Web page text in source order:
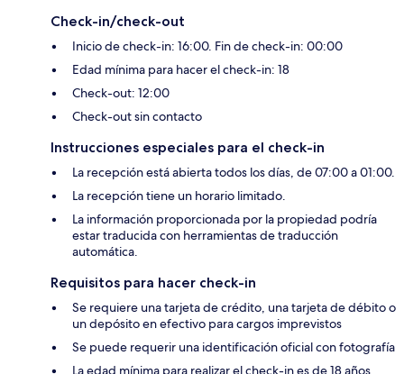
Check-in/check-out
Inicio de check-in: 16:00. Fin de check-in: 00:00
Edad mínima para hacer el check-in: 18
Check-out: 12:00
Check-out sin contacto
Instrucciones especiales para el check-in
La recepción está abierta todos los días, de 07:00 a 01:00.
La recepción tiene un horario limitado.
La información proporcionada por la propiedad podría
estar traducida con herramientas de traducción
automática.
Requisitos para hacer check-in
Se requiere una tarjeta de crédito, una tarjeta de débito o
un depósito en efectivo para cargos imprevistos
Se puede requerir una identificación oficial con fotografía
La edad mínima para realizar el check-in es de 18 años